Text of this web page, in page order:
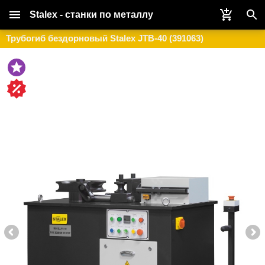
Stalex - станки по металлу
Трубогиб бездорновый Stalex JTB-40 (391063)